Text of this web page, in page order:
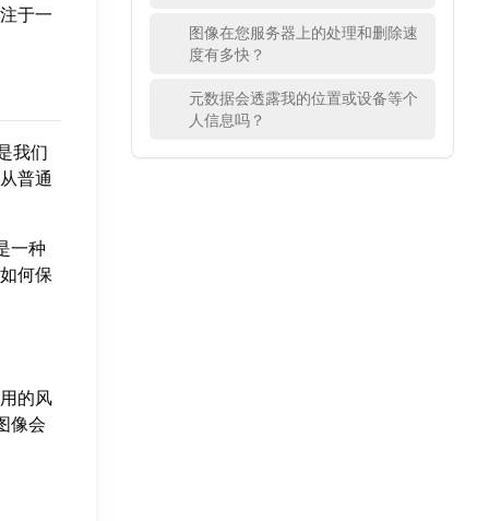
于一
我们
普通
一种
何保
的风
像会
图像在您服务器上的处理和删除速
度有多快？
元数据会透露我的位置或设备等个
人信息吗？